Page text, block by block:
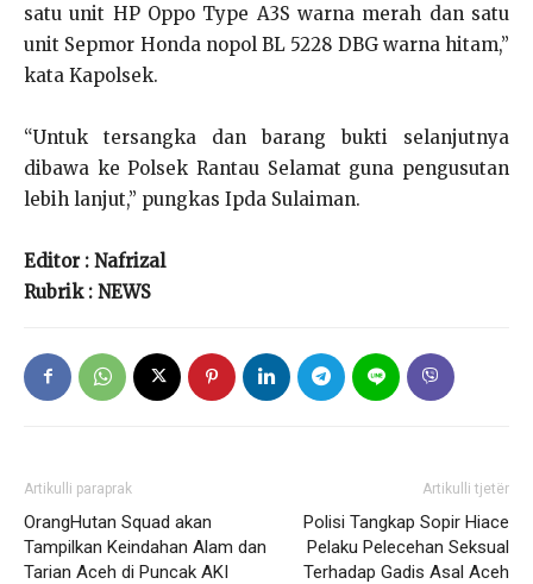
satu unit HP Oppo Type A3S warna merah dan satu
unit Sepmor Honda nopol BL 5228 DBG warna hitam,”
kata Kapolsek.
“Untuk tersangka dan barang bukti selanjutnya
dibawa ke Polsek Rantau Selamat guna pengusutan
lebih lanjut,” pungkas Ipda Sulaiman.
Editor : Nafrizal
Rubrik : NEWS
Artikulli paraprak
OrangHutan Squad akan
Tampilkan Keindahan Alam dan
Tarian Aceh di Puncak AKI
Artikulli tjetër
Polisi Tangkap Sopir Hiace
Pelaku Pelecehan Seksual
Terhadap Gadis Asal Aceh